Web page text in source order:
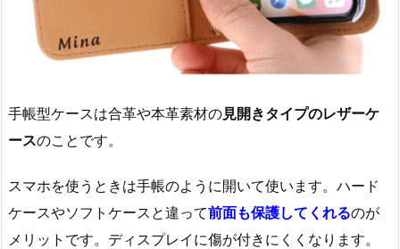
手帳型ケースは合革や本革素材の見開きタイプのレザーケ
ースのことです。
スマホを使うときは手帳のように開いて使います。ハード
ケースやソフトケースと違って前面も保護してくれるのが
メリットです。ディスプレイに傷が付きにくくなります。